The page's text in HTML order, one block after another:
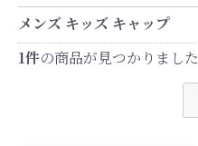
メンズ キッズ キャップ
1件の商品が見つかりました